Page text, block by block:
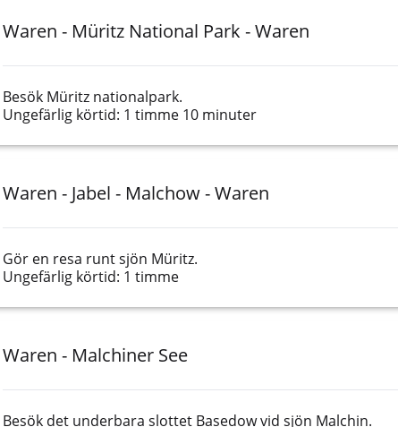
Waren - Müritz National Park - Waren
Besök Müritz nationalpark.
Ungefärlig körtid: 1 timme 10 minuter
Waren - Jabel - Malchow - Waren
Gör en resa runt sjön Müritz.
Ungefärlig körtid: 1 timme
Waren - Malchiner See
Besök det underbara slottet Basedow vid sjön Malchin.